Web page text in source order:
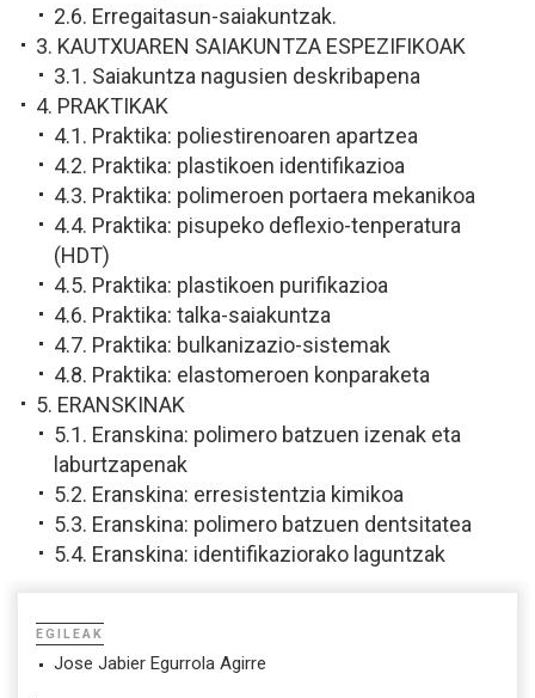
2.6. Erregaitasun-saiakuntzak.
3. KAUTXUAREN SAIAKUNTZA ESPEZIFIKOAK
3.1. Saiakuntza nagusien deskribapena
4. PRAKTIKAK
4.1. Praktika: poliestirenoaren apartzea
4.2. Praktika: plastikoen identifikazioa
4.3. Praktika: polimeroen portaera mekanikoa
4.4. Praktika: pisupeko deflexio-tenperatura
(HDT)
4.5. Praktika: plastikoen purifikazioa
4.6. Praktika: talka-saiakuntza
4.7. Praktika: bulkanizazio-sistemak
4.8. Praktika: elastomeroen konparaketa
5. ERANSKINAK
5.1. Eranskina: polimero batzuen izenak eta
laburtzapenak
5.2. Eranskina: erresistentzia kimikoa
5.3. Eranskina: polimero batzuen dentsitatea
5.4. Eranskina: identifikaziorako laguntzak
EGILEAK
Jose Jabier Egurrola Agirre